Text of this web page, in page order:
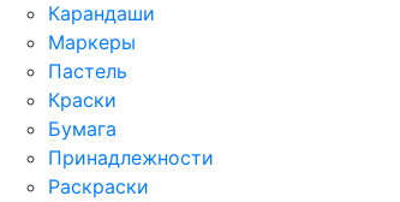
Карандаши
Маркеры
Пастель
Краски
Бумага
Принадлежности
Раскраски